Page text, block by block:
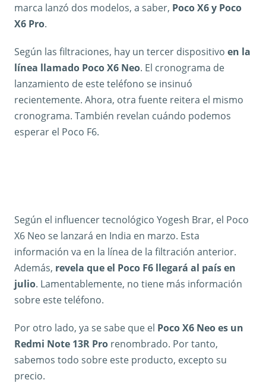
marca lanzó dos modelos, a saber, Poco X6 y Poco
X6 Pro.
Según las filtraciones, hay un tercer dispositivo en la
línea llamado Poco X6 Neo. El cronograma de
lanzamiento de este teléfono se insinuó
recientemente. Ahora, otra fuente reitera el mismo
cronograma. También revelan cuándo podemos
esperar el Poco F6.
Según el influencer tecnológico Yogesh Brar, el Poco
X6 Neo se lanzará en India en marzo. Esta
información va en la línea de la filtración anterior.
Además, revela que el Poco F6 llegará al país en
julio. Lamentablemente, no tiene más información
sobre este teléfono.
Por otro lado, ya se sabe que el Poco X6 Neo es un
Redmi Note 13R Pro renombrado. Por tanto,
sabemos todo sobre este producto, excepto su
precio.